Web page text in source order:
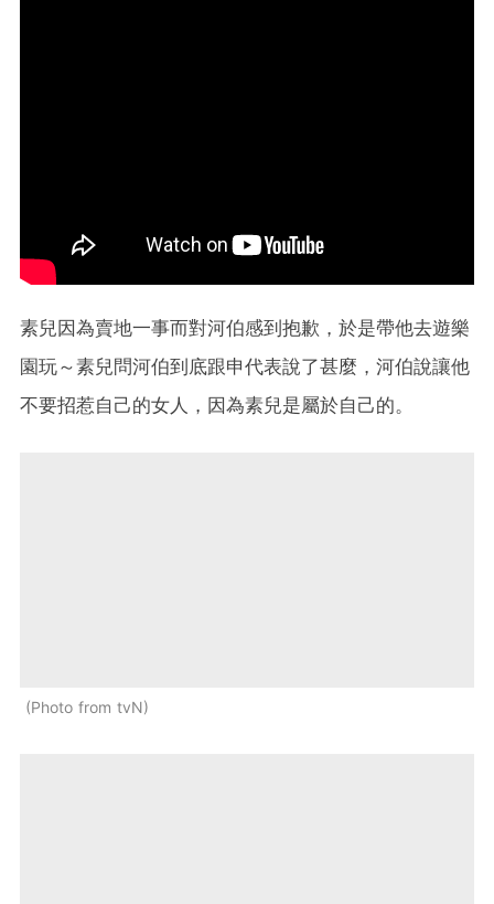
素兒因為賣地一事而對河伯感到抱歉，於是帶他去遊樂
園玩～素兒問河伯到底跟申代表說了甚麼，河伯說讓他
不要招惹自己的女人，因為素兒是屬於自己的。
Photo from tvN